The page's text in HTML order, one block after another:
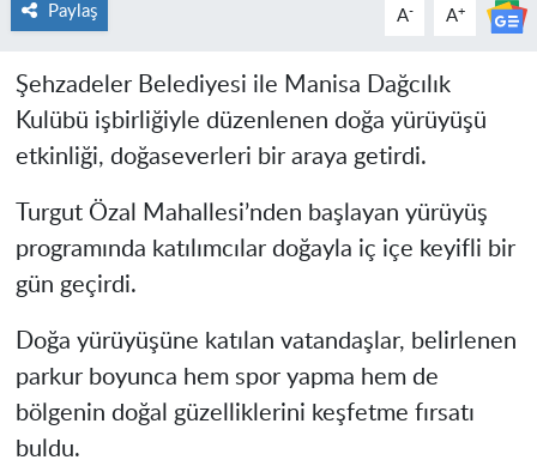
Paylaş A- A+
Şehzadeler Belediyesi ile Manisa Dağcılık
Kulübü işbirliğiyle düzenlenen doğa yürüyüşü
etkinliği, doğaseverleri bir araya getirdi.
Turgut Özal Mahallesi’nden başlayan yürüyüş
programında katılımcılar doğayla iç içe keyifli bir
gün geçirdi.
Doğa yürüyüşüne katılan vatandaşlar, belirlenen
parkur boyunca hem spor yapma hem de
bölgenin doğal güzelliklerini keşfetme fırsatı
buldu.